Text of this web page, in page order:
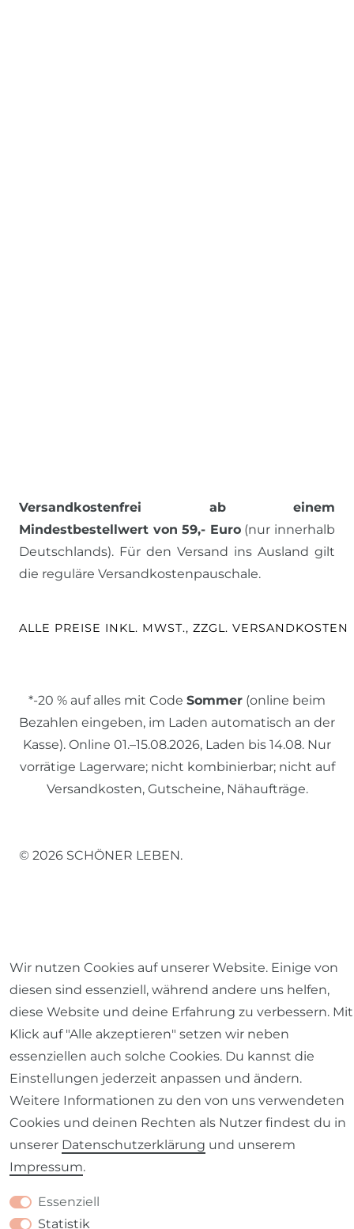
Versandkostenfrei ab einem
Mindestbestellwert von 59,- Euro(nur innerhalb
Deutschlands). Für den Versand ins Ausland gilt
die reguläre Versandkostenpauschale.
ALLE PREISE INKL. MWST., ZZGL. VERSANDKOSTEN
*-20 % auf alles mit Code Sommer (online beim
Bezahlen eingeben, im Laden automatisch an der
Kasse). Online 01.–15.08.2026, Laden bis 14.08. Nur
vorrätige Lagerware; nicht kombinierbar; nicht auf
Versandkosten, Gutscheine, Nähaufträge.
© 2026 SCHÖNER LEBEN.
Impressum Daten­schutz­erklärung AGB
Barrierefreiheitserklärung Widerrufs­recht
VERTRAG WIDERRUFEN
Wir nutzen Cookies auf unserer Website. Einige von
diesen sind essenziell, während andere uns helfen,
diese Website und deine Erfahrung zu verbessern. Mit
Klick auf "Alle akzeptieren" setzen wir neben
essenziellen auch solche Cookies. Du kannst die
Einstellungen jederzeit anpassen und ändern.
Weitere Informationen zu den von uns verwendeten
Cookies und deinen Rechten als Nutzer findest du in
unserer Daten­schutz­erklärung und unserem
Impressum.
Essenziell
Statistik